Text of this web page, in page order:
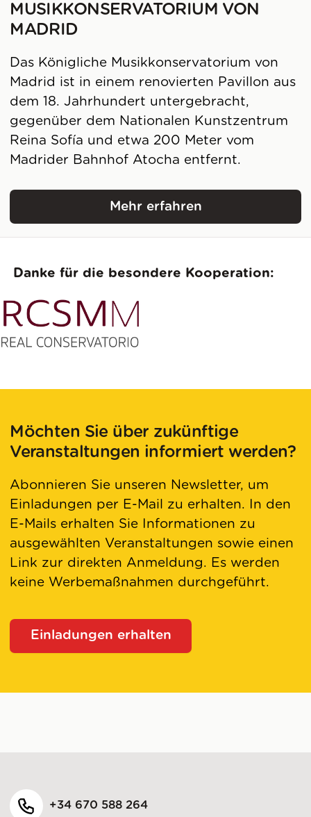
MUSIKKONSERVATORIUM VON
MADRID
Das Königliche Musikkonservatorium von
Madrid ist in einem renovierten Pavillon aus
dem 18. Jahrhundert untergebracht,
gegenüber dem Nationalen Kunstzentrum
Reina Sofía und etwa 200 Meter vom
Madrider Bahnhof Atocha entfernt.
Mehr erfahren
Danke für die besondere Kooperation:
Möchten Sie über zukünftige
Veranstaltungen informiert werden?
Abonnieren Sie unseren Newsletter, um
Einladungen per E-Mail zu erhalten. In den
E-Mails erhalten Sie Informationen zu
ausgewählten Veranstaltungen sowie einen
Link zur direkten Anmeldung. Es werden
keine Werbemaßnahmen durchgeführt.
Einladungen erhalten
+34 670 588 264